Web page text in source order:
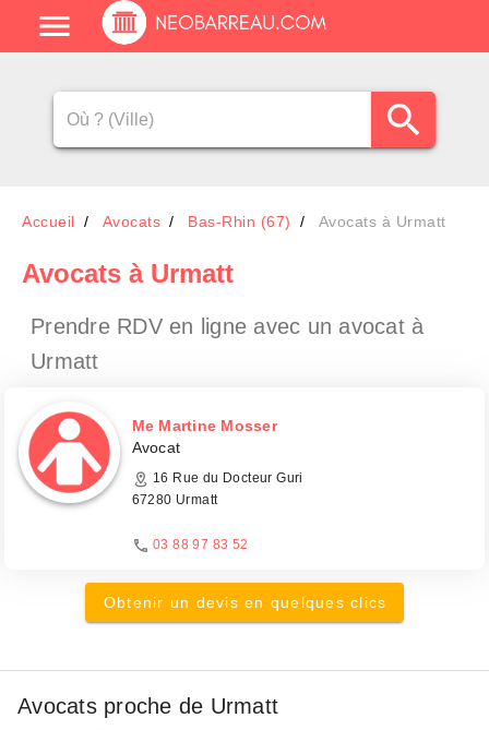
Accueil Avocats Bas-Rhin (67) Avocats à Urmatt
Avocats à Urmatt
Prendre RDV en ligne avec un avocat à
Urmatt
Me Martine Mosser
Avocat
16 Rue du Docteur Guri
67280 Urmatt
03 88 97 83 52
Obtenir un devis en quelques clics
Avocats proche de Urmatt